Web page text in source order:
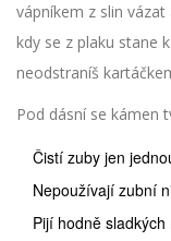
vápníkem z slin
kdy se z plaku stane
neodstraníš
Pod dásní se kámen
Čistí zuby jen
Nepoužívají zubní
Pijí hodně